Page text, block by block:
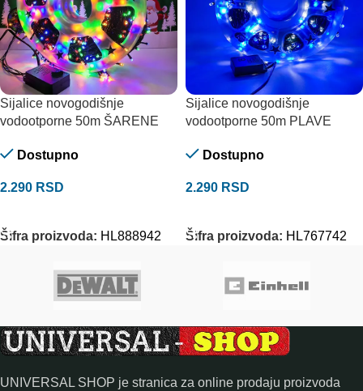
Sijalice novogodišnje
vodootporne 50m ŠARENE
Dostupno
2.290 RSD
Šifra proizvoda: HL888942
Sijalice novogodišnje
vodootporne 50m PLAVE
Dostupno
2.290 RSD
Šifra proizvoda: HL767742
UNIVERSAL SHOP je stranica za online prodaju proizvoda